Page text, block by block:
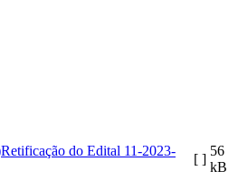
Retificação do Edital 11-2023-
[ ]
56
kB